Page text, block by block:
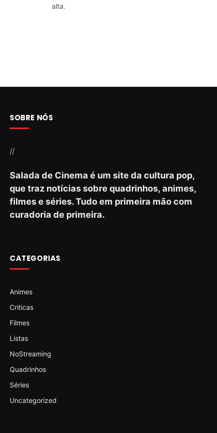
alta.
SOBRE NÓS
//
Salada de Cinema é um site da cultura pop,
que traz notícias sobre quadrinhos, animes,
filmes e séries. Tudo em primeira mão com
curadoria de primeira.
CATEGORIAS
Animes
Criticas
Filmes
Listas
NoStreaming
Quadrinhos
Séries
Uncategorized